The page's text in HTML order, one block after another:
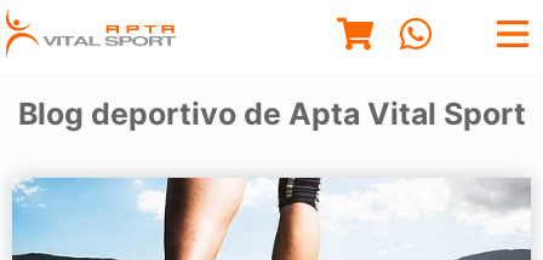
Blog deportivo de Apta Vital Sport